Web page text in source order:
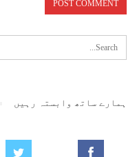
ہمارے ساتھ وابستہ رہیں